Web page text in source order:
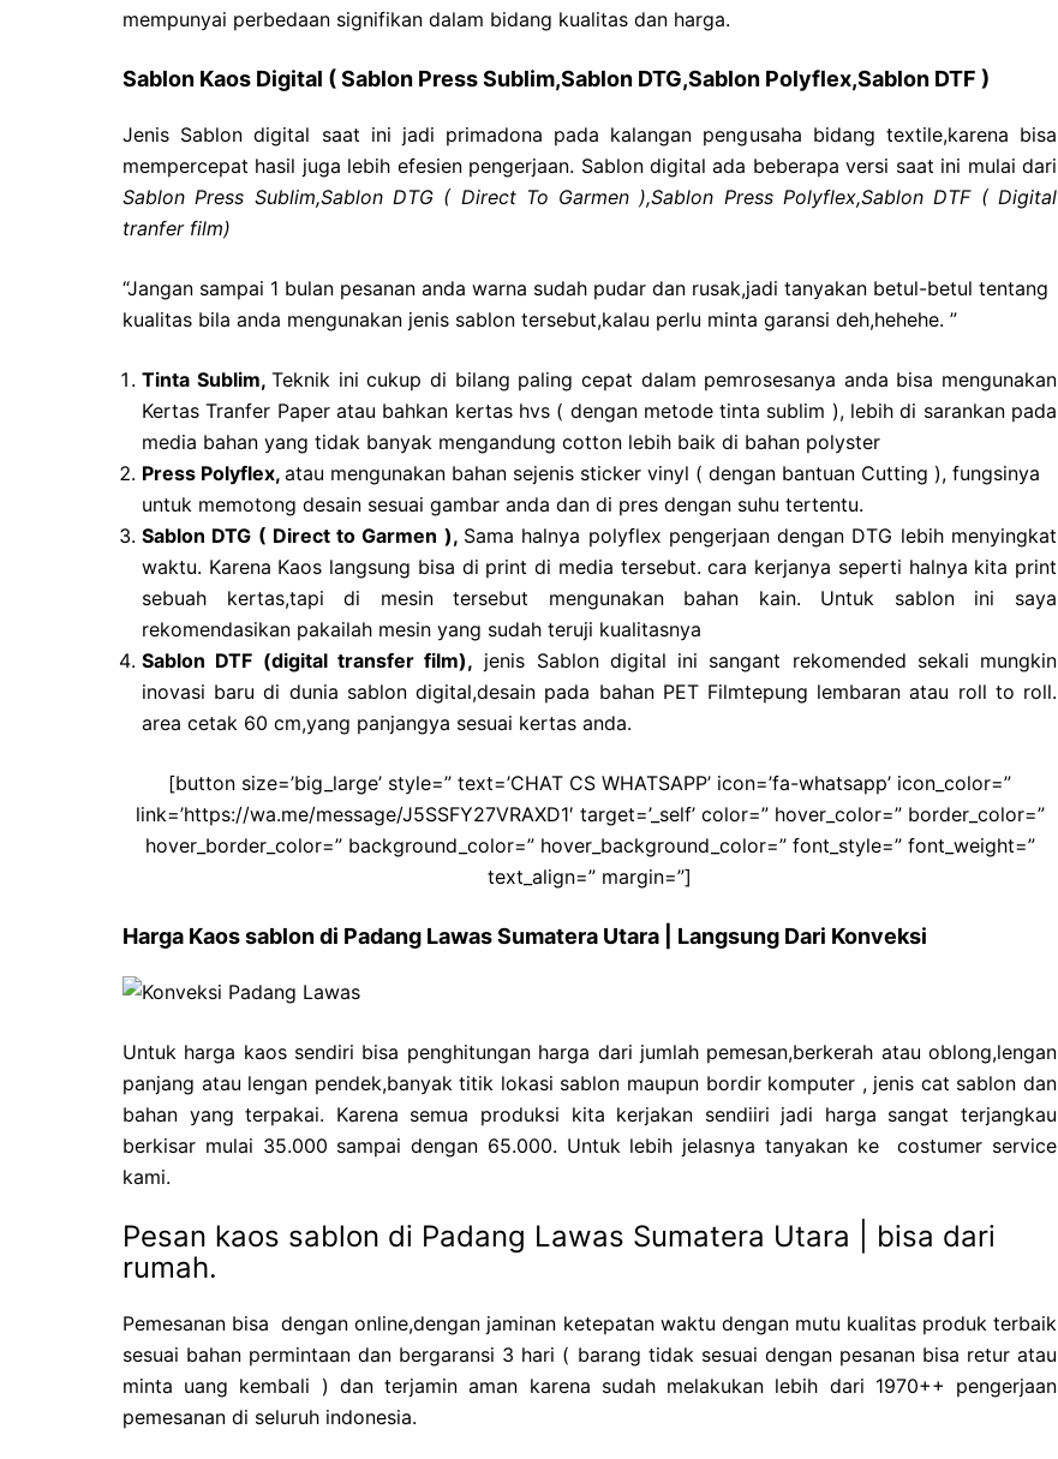
mempunyai perbedaan signifikan dalam bidang kualitas dan harga.
Sablon Kaos Digital ( Sablon Press Sublim,Sablon DTG,Sablon Polyflex,Sablon DTF )
Jenis Sablon digital saat ini jadi primadona pada kalangan pengusaha bidang textile,karena bisa
mempercepat hasil juga lebih efesien pengerjaan. Sablon digital ada beberapa versi saat ini mulai dari
Sablon Press Sublim,Sablon DTG ( Direct To Garmen ),Sablon Press Polyflex,Sablon DTF ( Digital
tranfer film)
“Jangan sampai 1 bulan pesanan anda warna sudah pudar dan rusak,jadi tanyakan betul-betul tentang
kualitas bila anda mengunakan jenis sablon tersebut,kalau perlu minta garansi deh,hehehe. ”
Tinta Sublim,Teknik ini cukup di bilang paling cepat dalam pemrosesanya anda bisa mengunakan
Kertas Tranfer Paper atau bahkan kertas hvs ( dengan metode tinta sublim ), lebih di sarankan pada
media bahan yang tidak banyak mengandung cotton lebih baik di bahan polyster
Press Polyflex, atau mengunakan bahan sejenis sticker vinyl ( dengan bantuan Cutting ), fungsinya
untuk memotong desain sesuai gambar anda dan di pres dengan suhu tertentu.
Sablon DTG ( Direct to Garmen ), Sama halnya polyflex pengerjaan dengan DTG lebih menyingkat
waktu. Karena Kaos langsung bisa di print di media tersebut. cara kerjanya seperti halnya kita print
sebuah kertas,tapi di mesin tersebut mengunakan bahan kain. Untuk sablon ini saya
rekomendasikan pakailah mesin yang sudah teruji kualitasnya
Sablon DTF (digital transfer film), jenis Sablon digital ini sangant rekomended sekali mungkin
inovasi baru di dunia sablon digital,desain pada bahan PET Filmtepung lembaran atau roll to roll.
area cetak 60 cm,yang panjangya sesuai kertas anda.
[button size=’big_large’ style=” text=’CHAT CS WHATSAPP’ icon=’fa-whatsapp’ icon_color=”
link=’https://wa.me/message/J5SSFY27VRAXD1′ target=’_self’ color=” hover_color=” border_color=”
hover_border_color=” background_color=” hover_background_color=” font_style=” font_weight=”
text_align=” margin=”]
Harga Kaos sablon di Padang Lawas Sumatera Utara | Langsung Dari Konveksi
Untuk harga kaos sendiri bisa penghitungan harga dari jumlah pemesan,berkerah atau oblong,lengan
panjang atau lengan pendek,banyak titik lokasi sablon maupun bordir komputer , jenis cat sablon dan
bahan yang terpakai. Karena semua produksi kita kerjakan sendiiri jadi harga sangat terjangkau
berkisar mulai 35.000 sampai dengan 65.000. Untuk lebih jelasnya tanyakan ke costumer service
kami.
Pesan kaos sablon di Padang Lawas Sumatera Utara | bisa dari
rumah.
Pemesanan bisa dengan online,dengan jaminan ketepatan waktu dengan mutu kualitas produk terbaik
sesuai bahan permintaan dan bergaransi 3 hari ( barang tidak sesuai dengan pesanan bisa retur atau
minta uang kembali ) dan terjamin aman karena sudah melakukan lebih dari 1970++ pengerjaan
pemesanan di seluruh indonesia.